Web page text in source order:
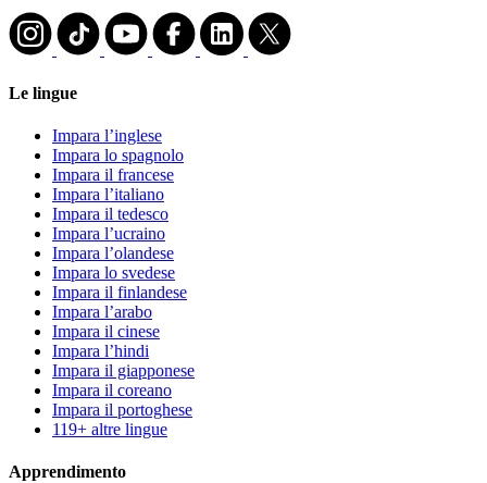
Le lingue
Impara l’inglese
Impara lo spagnolo
Impara il francese
Impara l’italiano
Impara il tedesco
Impara l’ucraino
Impara l’olandese
Impara lo svedese
Impara il finlandese
Impara l’arabo
Impara il cinese
Impara l’hindi
Impara il giapponese
Impara il coreano
Impara il portoghese
119+ altre lingue
Apprendimento